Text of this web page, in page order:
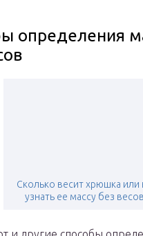
определения
Сколько весит хрюшка или
узнать ее массу без